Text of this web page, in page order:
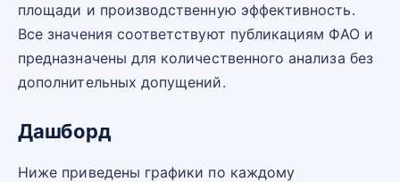
площади и производственную эффективность.
Все значения соответствуют публикациям ФАО и
предназначены для количественного анализа без
дополнительных допущений.
Дашборд
Ниже приведены графики по каждому